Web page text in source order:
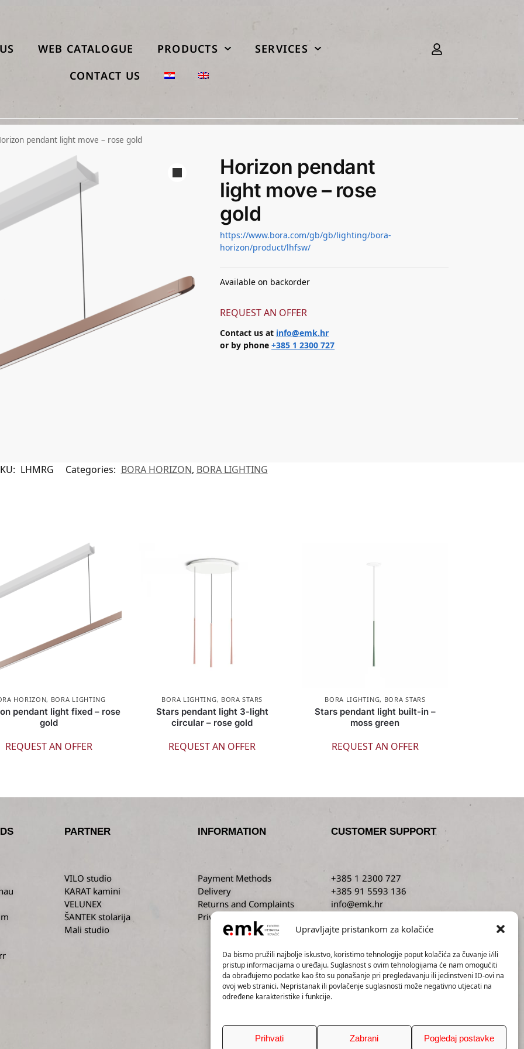
Upravljajte pristankom za kolačiće
Da bismo pružili najbolje iskustvo, koristimo tehnologije poput kolačića za čuvanje i/ili
pristup informacijama o uređaju. Suglasnost s ovim tehnologijama će nam omogućiti
da obrađujemo podatke kao što su ponašanje pri pregledavanju ili jedinstveni ID-ovi na
ovoj web stranici. Nepristanak ili povlačenje suglasnosti može negativno utjecati na
određene karakteristike i funkcije.
Prihvati Zabrani Pogledaj postavke
WEB CATALOGUE PRODUCTS
SERVICES
CONTACT US
pendant light move – rose gold
Horizon pendant
light move – rose
gold
https://www.bora.com/gb/gb/lighting/bora-
horizon/product/lhfsw/
Available on backorder
REQUEST AN OFFER
Contact us at info@emk.hr
or by phone+385 1 2300 727
LHMRG Categories: BORA HORIZON, BORA LIGHTING
HORIZON, BORA LIGHTING
pendant light fixed – rose
gold
REQUEST AN OFFER
BORA LIGHTING, BORA STARS
Stars pendant light 3-light
circular – rose gold
REQUEST AN OFFER
BORA LIGHTING, BORA STARS
Stars pendant light built-in –
moss green
REQUEST AN OFFER
PARTNER
VILO studio
KARAT kamini
VELUNEX
ŠANTEK stolarija
Mali studio
INFORMATION
Payment Methods
Delivery
Returns and Complaints
Privacy Policy
CUSTOMER SUPPORT
+385 1 2300 727
+385 91 5593 136
info@emk.hr